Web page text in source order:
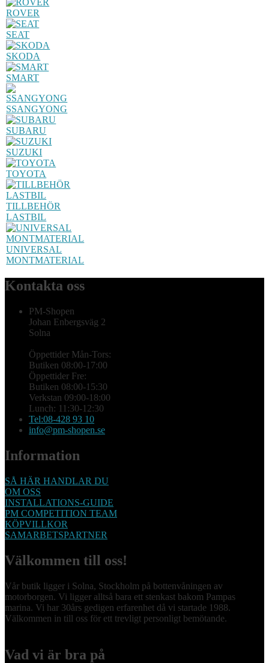
ROVER
SEAT
SKODA
SMART
SSANGYONG
SUBARU
SUZUKI
TOYOTA
TILLBEHÖR
LASTBIL
UNIVERSAL
MONTMATERIAL
Kontakta oss
PM-Shopen
Johan Enbergsväg 2
Solna
Öppettider Mån-Tors:
Butiken 08:00-17:00
Öppettider Fre:
Butiken 08:00-15:30
Verkstan 09:00-18:00
Lunch: 11:30-12:30
Tel:08-428 93 10
info@pm-shopen.se
Information
SÅ HÄR HANDLAR DU
OM OSS
INSTALLATIONS-GUIDE
PM COMPETITION TEAM
KÖPVILLKOR
SAMARBETSPARTNER
Välkommen till oss!
Vår butik ligger i Solna, Stockholm på bottenvåningen av
motorborgen. Vi ligger alltså bara ett stenkast bakom Pampas
marina. Vi har 30års gedigen erfarenhet då vi startade 1988.
Välkommen in till oss för ett trevligt personligt bemötande.
Vad vi är bra på